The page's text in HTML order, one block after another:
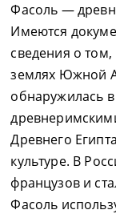
Фасоль —
Имеются
сведения о
землях Южной
обнаружилась в
Древнего
культуре. В
французов и
Фасоль